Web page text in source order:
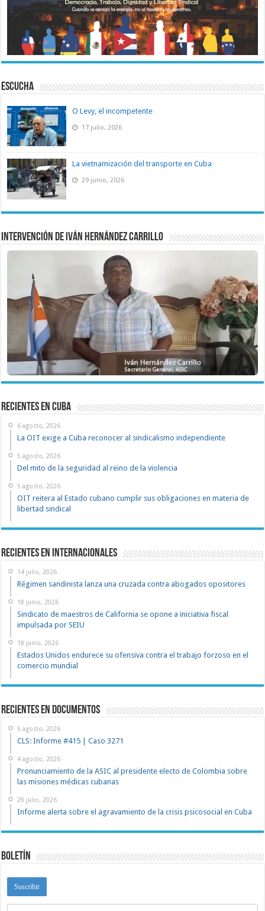
ESCUCHA
O Levy, el incompetente
17 julio, 2026
La vietnamización del transporte en Cuba
29 junio, 2026
Intervención de Iván Hernández Carrillo
recientes en cuba
6 agosto, 2026
La OIT exige a Cuba reconocer al sindicalismo independiente
5 agosto, 2026
Del mito de la seguridad al reino de la violencia
5 agosto, 2026
OIT reitera al Estado cubano cumplir sus obligaciones en materia de
libertad sindical
Recientes en Internacionales
14 julio, 2026
Régimen sandinista lanza una cruzada contra abogados opositores
18 junio, 2026
Sindicato de maestros de California se opone a iniciativa fiscal
impulsada por SEIU
18 junio, 2026
Estados Unidos endurece su ofensiva contra el trabajo forzoso en el
comercio mundial
recientes en documentos
5 agosto, 2026
CLS: Informe #415 | Caso 3271
4 agosto, 2026
Pronunciamiento de la ASIC al presidente electo de Colombia sobre
las misiones médicas cubanas
29 julio, 2026
Informe alerta sobre el agravamiento de la crisis psicosocial en Cuba
Boletín